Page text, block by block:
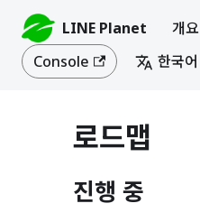
LINE Planet 개요
Console
한국어
로드맵
진행 중